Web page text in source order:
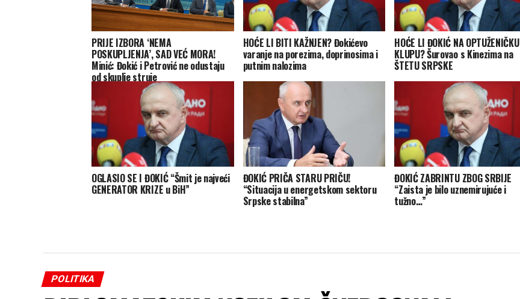
PRIJE IZBORA ‘NEMA
POSKUPLJENJA’, SAD VEĆ MORA!
Minić: Đokić i Petrović ne odustaju
od skuplje struje
HOĆE LI BITI KAŽNJEN? Đokićevo
varanje na porezima, doprinosima i
putnim nalozima
HOĆE LI ĐOKIĆ NA OPTUŽENIČKU
KLUPU? Šurovao s Kinezima na
ŠTETU SRPSKE
OGLASIO SE I ĐOKIĆ “Šmit je najveći
GENERATOR KRIZE u BiH”
ĐOKIĆ PRIČA STARU PRIČU!
“Situacija u energetskom sektoru
Srpske stabilna”
ĐOKIĆ ZABRINTU ZBOG SRBIJE
“Zaista je bilo uznemirujuće i
tužno…”
POLITIKA